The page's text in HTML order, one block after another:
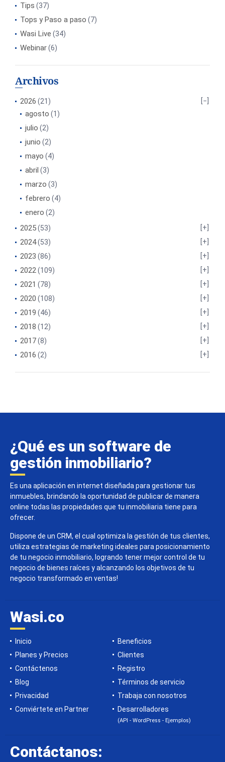
Tips (37)
Tops y Paso a paso (7)
Wasi Live (34)
Webinar(6)
Archivos
2026 (21)
agosto (1)
julio (2)
junio (2)
mayo (4)
abril (3)
marzo (3)
febrero (4)
enero (2)
2025(53)
2024(53)
2023 (86)
2022(109)
2021 (78)
2020 (108)
2019 (46)
2018 (12)
2017(8)
2016 (2)
¿Qué es un software de
gestión inmobiliario?
Es una aplicación en internet diseñada para gestionar tus
inmuebles, brindando la oportunidad de publicar de manera
online todas las propiedades que tu inmobiliaria tiene para
ofrecer.
Dispone de un CRM, el cual optimiza la gestión de tus clientes,
utiliza estrategias de marketing ideales para posicionamiento
de tu negocio inmobiliario, logrando tener mejor control de tu
negocio de bienes raíces y alcanzando los objetivos de tu
negocio transformado en ventas!
Wasi.co
Inicio
Beneficios
Planes y Precios
Clientes
Contáctenos
Registro
Blog
Términos de servicio
Privacidad
Trabaja con nosotros
Conviértete en Partner
Desarrolladores
(API - WordPress - Ejemplos)
Contáctanos: